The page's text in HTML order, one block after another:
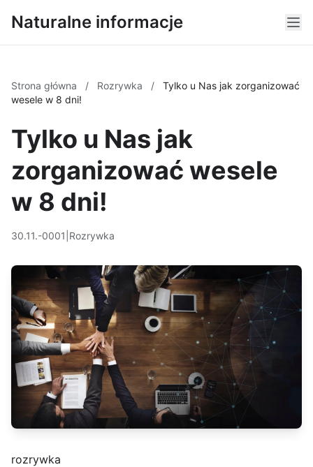
Naturalne informacje
Strona główna / Rozrywka /
Tylko u Nas jak zorganizować
wesele w 8 dni!
Tylko u Nas jak
zorganizować wesele
w 8 dni!
30.11.-0001 Rozrywka
rozrywka